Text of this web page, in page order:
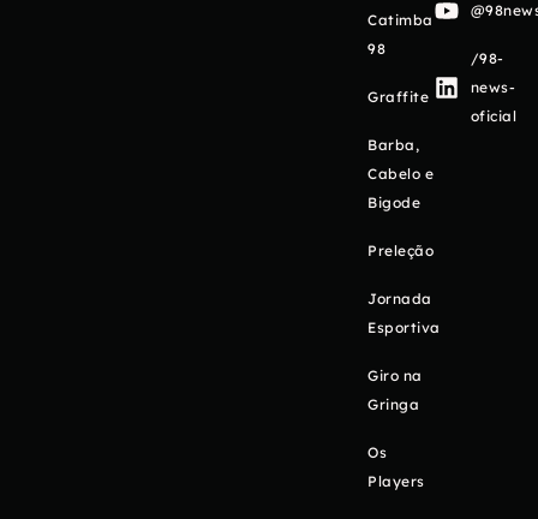
Catimba
98
Graffite
Barba,
Cabelo e
Bigode
Preleção
Jornada
Esportiva
Giro na
Gringa
Os
Players
/98-
news-
oficial